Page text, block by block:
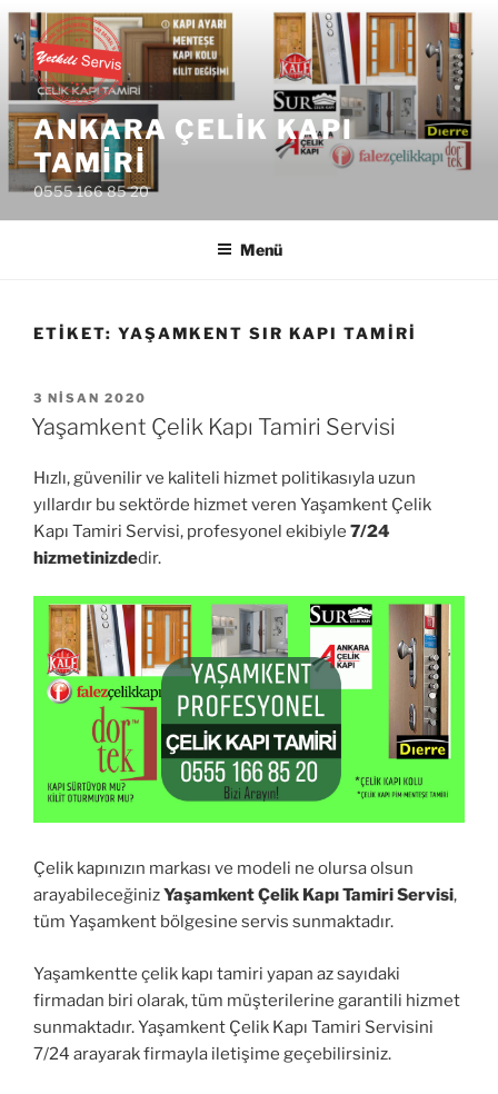
İçeriğe
geç
ANKARA ÇELIK KAPI
TAMIRI
0555 166 85 20
Menü
ETIKET: YAŞAMKENT SIR KAPI TAMIRI
YAYIM
TARIHI
3 NISAN 2020
Yaşamkent Çelik Kapı Tamiri Servisi
Hızlı, güvenilir ve kaliteli hizmet politikasıyla uzun
yıllardır bu sektörde hizmet veren Yaşamkent Çelik
Kapı Tamiri Servisi, profesyonel ekibiyle 7/24
hizmetinizdedir.
Çelik kapınızın markası ve modeli ne olursa olsun
arayabileceğinizYaşamkent Çelik Kapı Tamiri Servisi,
tüm Yaşamkent bölgesine servis sunmaktadır.
Yaşamkentte çelik kapı tamiri yapan az sayıdaki
firmadan biri olarak, tüm müşterilerine garantili hizmet
sunmaktadır. Yaşamkent Çelik Kapı Tamiri Servisini
7/24 arayarak firmayla iletişime geçebilirsiniz.